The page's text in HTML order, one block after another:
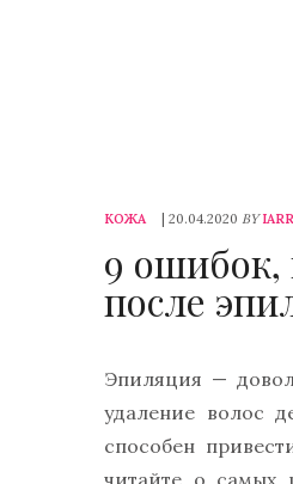
КОЖА | 20.04.2020 BY
9
после
Эпиляция —
удаление волос
способен
читайте о самых